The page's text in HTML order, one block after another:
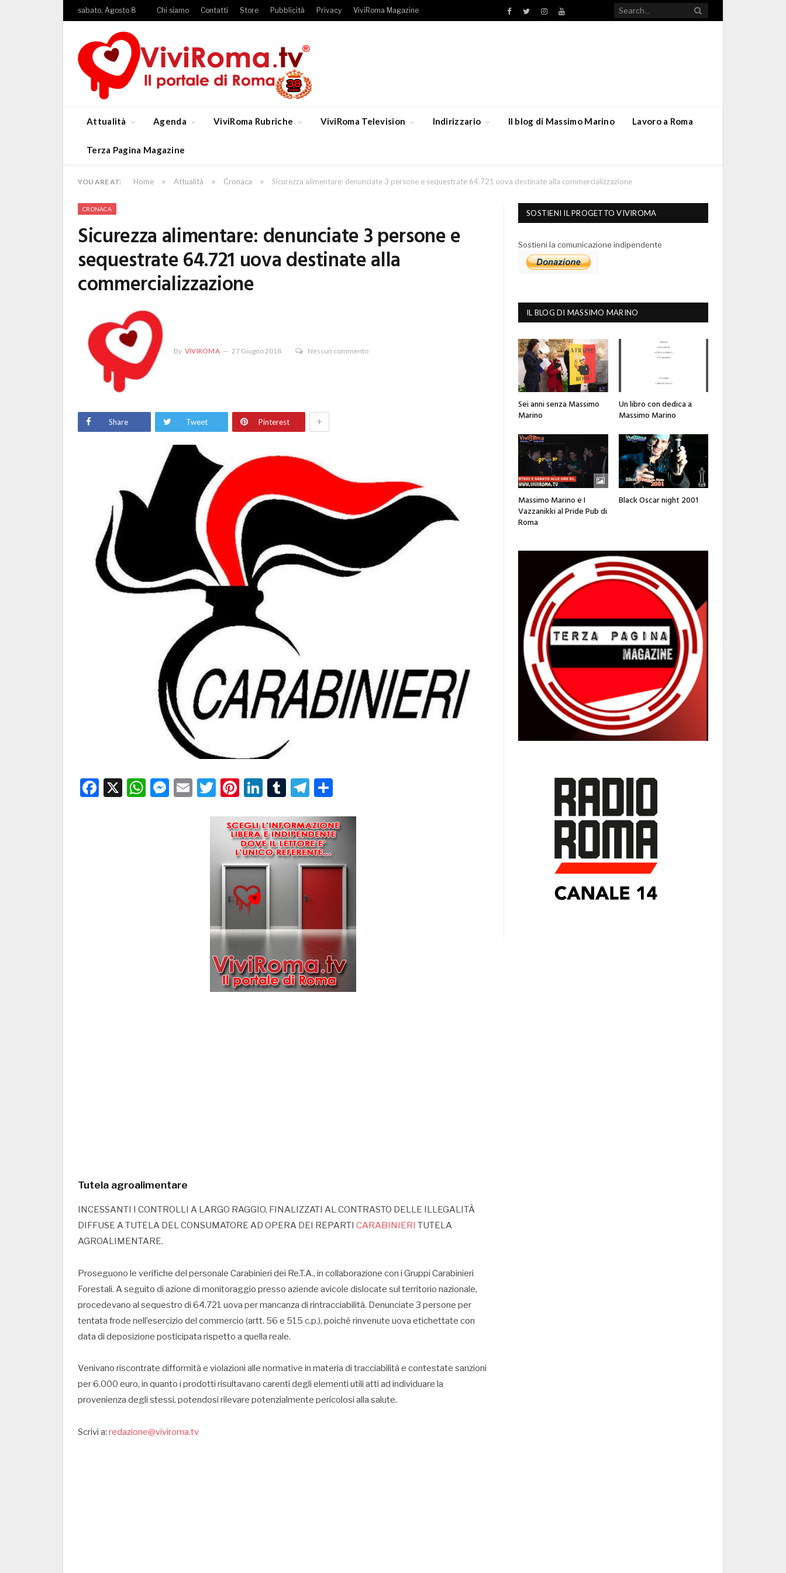
sabato, Agosto 8 Chi siamo Contatti Store Pubblicità Privacy ViviRoma Magazine Facebook
TwitterInstagramYouTube
Attualità Agenda ViviRoma Rubriche ViviRoma Television Indirizzario Il blog di Massimo Marino Lavoro a Roma
Terza Pagina Magazine
YOU ARE AT: Home » Attualità » Cronaca » Sicurezza alimentare: denunciate 3 persone e sequestrate 64.721 uova destinate alla commercializzazione
CRONACA
Sicurezza alimentare: denunciate 3 persone e
sequestrate 64.721 uova destinate alla
commercializzazione
By VIVIROMA 27 Giugno 2018 Nessun commento
Share Tweet Pinterest +
Facebook
X WhatsApp
Messenger
EmailTwitter
Pinterest
LinkedIn
TumblrTelegram
Tutela agroalimentare
INCESSANTI I CONTROLLI A LARGO RAGGIO, FINALIZZATI AL CONTRASTO DELLE ILLEGALITÀ
DIFFUSE A TUTELA DEL CONSUMATORE AD OPERA DEI REPARTI CARABINIERI TUTELA
AGROALIMENTARE.
Proseguono le verifiche del personale Carabinieri dei Re.T.A., in collaborazione con i Gruppi Carabinieri
Forestali. A seguito di azione di monitoraggio presso aziende avicole dislocate sul territorio nazionale,
procedevano al sequestro di 64.721 uova per mancanza di rintracciabilità. Denunciate 3 persone per
tentata frode nell’esercizio del commercio (artt. 56 e 515 c.p.), poiché rinvenute uova etichettate con
data di deposizione posticipata rispetto a quella reale.
Venivano riscontrate difformità e violazioni alle normative in materia di tracciabilità e contestate sanzioni
per 6.000 euro, in quanto i prodotti risultavano carenti degli elementi utili atti ad individuare la
provenienza degli stessi, potendosi rilevare potenzialmente pericolosi alla salute.
Scrivi a: redazione@viviroma.tv
SOSTIENI IL PROGETTO VIVIROMA
Sostieni la comunicazione indipendente
IL BLOG DI MASSIMO MARINO
Sei anni senza Massimo
Marino
Un libro con dedica a
Massimo Marino
Massimo Marino e I
Vazzanikki al Pride Pub di
Roma
Black Oscar night 2001